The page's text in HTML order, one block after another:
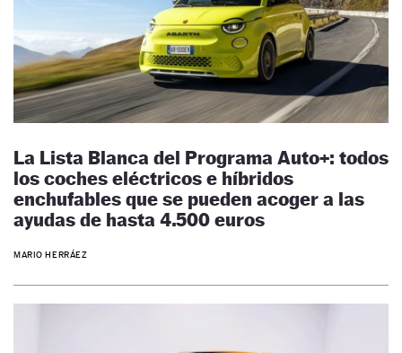
La Lista Blanca del Programa Auto+: todos
los coches eléctricos e híbridos
enchufables que se pueden acoger a las
ayudas de hasta 4.500 euros
MARIO HERRÁEZ